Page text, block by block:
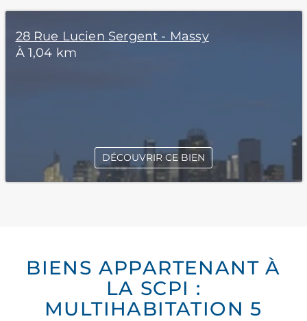
28 Rue Lucien Sergent - Massy
À 1,04 km
DÉCOUVRIR CE BIEN
BIENS APPARTENANT À
LA SCPI :
MULTIHABITATION 5